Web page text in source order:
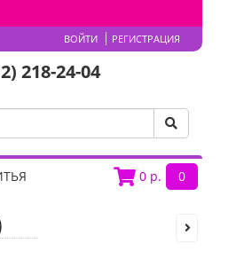
ВОЙТИ РЕГИСТРАЦИЯ
218-24-04
0 р. 0